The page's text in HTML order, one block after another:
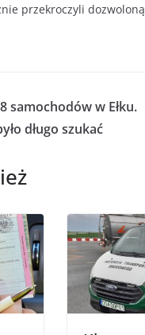
przekroczyli
samochodów w Ełku.
długo szukać